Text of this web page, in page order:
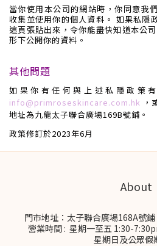
當你使用本公司的網站時，你同意我
收集並使用你的個人資料。 如果私隱
這頁張貼出來，令你能盡快知道本公
形下公開你的資料。
其他問題
如果你有任何與上述私隱政策
info@primroseskincare.com.hk ，
地址為九龍太子聯合廣場169B號鋪 。
政策修訂於2023年6月
About
門市地址：太子聯合廣場168A號
營業時間 : 星期一至五 1:30-
星期日及公眾假